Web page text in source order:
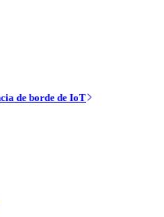
de borde de IoT